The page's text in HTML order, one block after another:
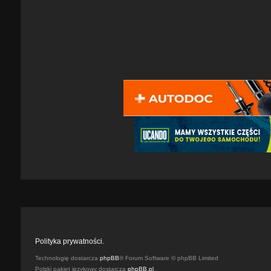
Polityka prywatności.
Technologię dostarcza phpBB® Forum Software © phpBB Limited
Polski pakiet językowy dostarcza phpBB.pl